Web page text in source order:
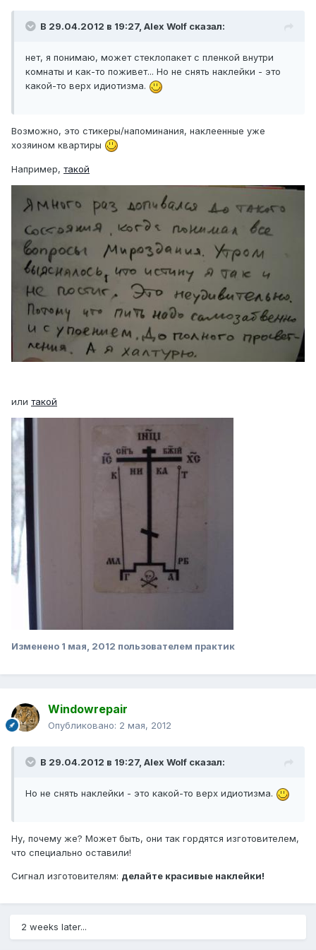
В 29.04.2012 в 19:27, Alex Wolf сказал:
нет, я понимаю, может стеклопакет с пленкой внутри
комнаты и как-то поживет... Но не снять наклейки - это
какой-то верх идиотизма.
Возможно, это стикеры/напоминания, наклеенные уже
хозяином квартиры
Например, такой
или такой
Изменено 1 мая, 2012 пользователем практик
Windowrepair
Опубликовано: 2 мая, 2012
В 29.04.2012 в 19:27, Alex Wolf сказал:
Но не снять наклейки - это какой-то верх идиотизма.
Ну, почему же? Может быть, они так гордятся изготовителем,
что специально оставили!
Сигнал изготовителям: делайте красивые наклейки!
2 weeks later...